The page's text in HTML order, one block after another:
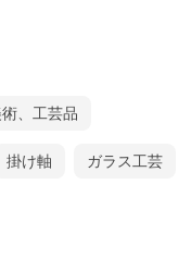
、工芸品
掛け軸 ガラス工芸